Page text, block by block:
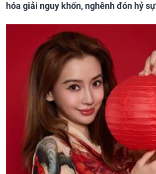
hóa giải nguy khốn, nghênh đón hỷ sự